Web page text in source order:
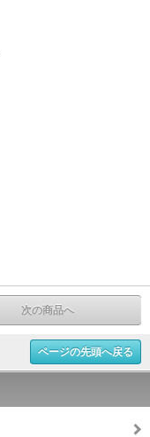
次の商品へ
ページの先頭へ戻る